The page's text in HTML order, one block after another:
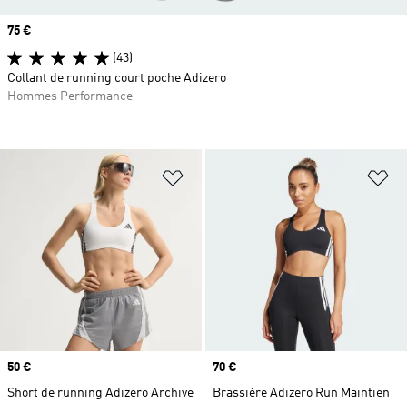
Ajouter à la Liste de produits
Prix
50 €
Short de running Adizero Archive
Prix
70 €
Brassière Adizero Run Maintien
Prix
75 €
(43)
Collant de running court poche Adizero
Hommes Performance